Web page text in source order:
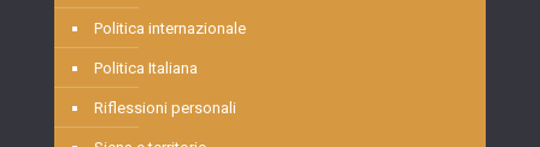
Politica internazionale
Politica Italiana
Riflessioni personali